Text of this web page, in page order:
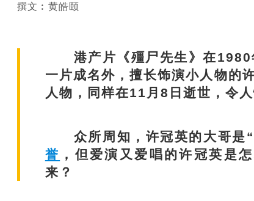
撰文︰黄皓颐
港产片《殭尸先生》在1980
一片成名外，擅长饰演小人物的
人物，同样在11月8日逝世，令人
众所周知，许冠英的大哥是“
誉 ，但爱演又爱唱的许冠英是
来？